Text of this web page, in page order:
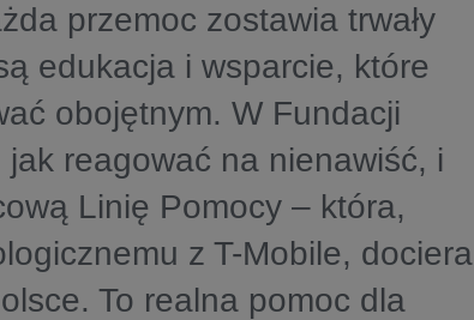
przemoc zostawia trwały
edukacja i wsparcie, które
obojętnym. W Fundacji
reagować na nienawiść, i
Linię Pomocy – która,
z T-Mobile, dociera
To realna pomoc dla